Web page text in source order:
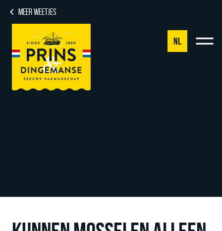
MEER WEETJES
NL